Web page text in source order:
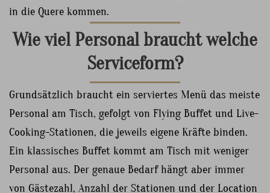
in die Quere kommen.
Wie viel Personal braucht welche
Serviceform?
Grundsätzlich braucht ein serviertes Menü das meiste
Personal am Tisch, gefolgt von Flying Buffet und Live-
Cooking-Stationen, die jeweils eigene Kräfte binden.
Ein klassisches Buffet kommt am Tisch mit weniger
Personal aus. Der genaue Bedarf hängt aber immer
von Gästezahl, Anzahl der Stationen und der Location